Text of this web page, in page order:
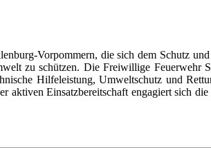
Vorpommern, die sich dem Schutz
zu schützen. Die Freiwillige Feuerwehr
Hilfeleistung, Umweltschutz und
Einsatzbereitschaft engagiert sich